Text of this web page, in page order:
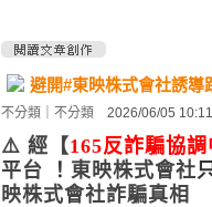
避開#東映株式會社誘導
不分類 不分類 2026/06/05
⚠️ 經【165反詐騙協調
平台 ！ 東映株式會社
映株式會社詐騙真相